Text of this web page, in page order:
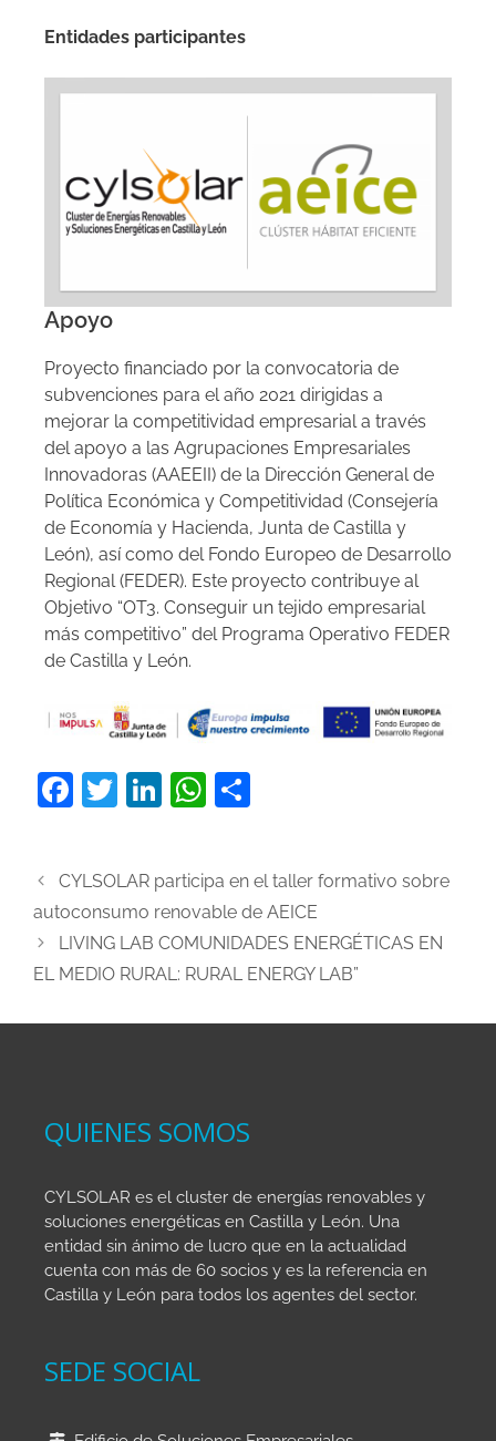
Entidades participantes
Apoyo
Proyecto financiado por la convocatoria de
subvenciones para el año 2021 dirigidas a
mejorar la competitividad empresarial a través
del apoyo a las Agrupaciones Empresariales
Innovadoras (AAEEII) de la Dirección General de
Política Económica y Competitividad (Consejería
de Economía y Hacienda, Junta de Castilla y
León), así como del Fondo Europeo de Desarrollo
Regional (FEDER). Este proyecto contribuye al
Objetivo “OT3. Conseguir un tejido empresarial
más competitivo” del Programa Operativo FEDER
de Castilla y León.
F
e
b
o
k
T
er
Li
e
dI
n
W
s
A
p
p
ar
tir
CYLSOLAR participa en el taller formativo sobre
autoconsumo renovable de AEICE
LIVING LAB COMUNIDADES ENERGÉTICAS EN
EL MEDIO RURAL: RURAL ENERGY LAB”
QUIENES SOMOS
CYLSOLAR es el cluster de energías renovables y
soluciones energéticas en Castilla y León. Una
entidad sin ánimo de lucro que en la actualidad
cuenta con más de 60 socios y es la referencia en
Castilla y León para todos los agentes del sector.
SEDE SOCIAL